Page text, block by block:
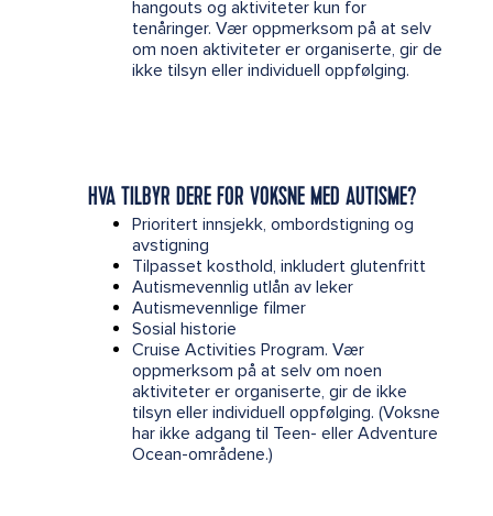
hangouts og aktiviteter kun for
tenåringer. Vær oppmerksom på at selv
om noen aktiviteter er organiserte, gir de
ikke tilsyn eller individuell oppfølging.
HVA TILBYR DERE FOR VOKSNE MED AUTISME?
Prioritert innsjekk, ombordstigning og
avstigning
Tilpasset kosthold, inkludert glutenfritt
Autismevennlig utlån av leker
Autismevennlige filmer
Sosial historie
Cruise Activities Program. Vær
oppmerksom på at selv om noen
aktiviteter er organiserte, gir de ikke
tilsyn eller individuell oppfølging. (Voksne
har ikke adgang til Teen- eller Adventure
Ocean-områdene.)